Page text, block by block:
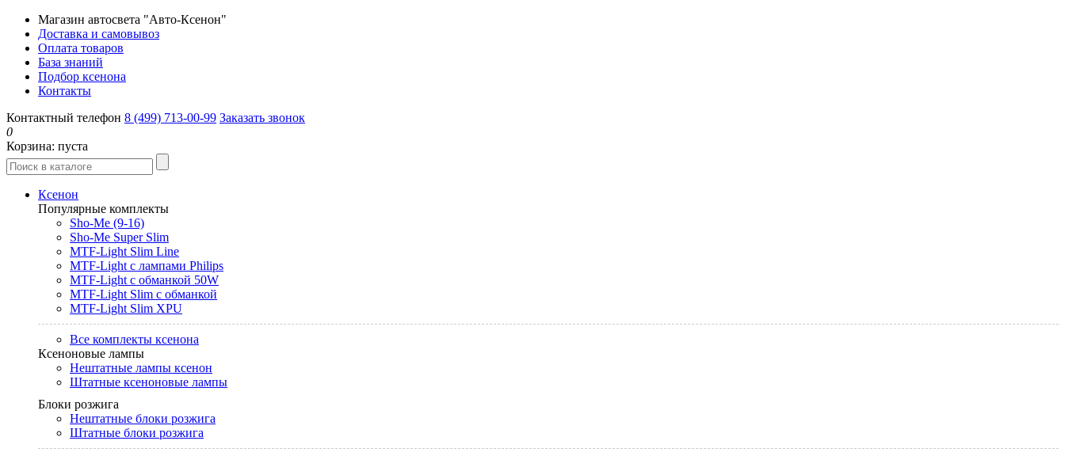
Магазин автосвета "Авто-Ксенон"
Доставка и самовывоз
Оплата товаров
База знаний
Подбор ксенона
Контакты
Контактный телефон 8 (499) 713-00-99 Заказать звонок
0
Корзина: пуста
Ксенон
Популярные комплекты
Sho-Me (9-16)
Sho-Me Super Slim
MTF-Light Slim Line
MTF-Light с лампами Philips
MTF-Light с обманкой 50W
MTF-Light Slim с обманкой
MTF-Light Slim XPU
Все комплекты ксенона
Ксеноновые лампы
Нештатные лампы ксенон
Штатные ксеноновые лампы
Блоки розжига
Нештатные блоки розжига
Штатные блоки розжига